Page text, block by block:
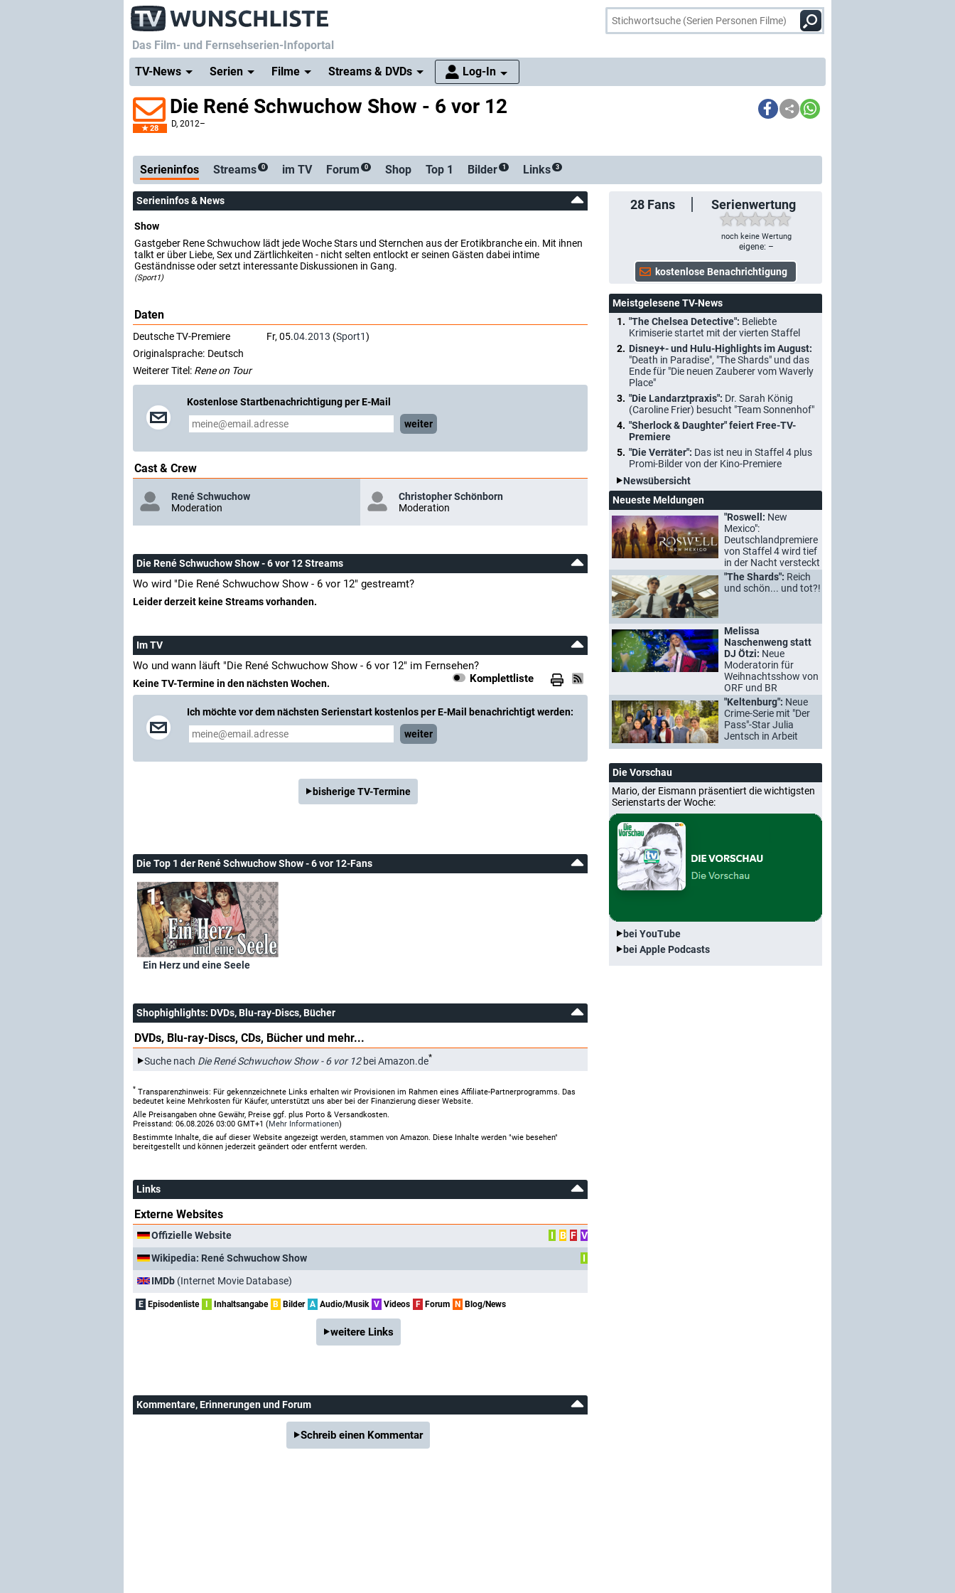
Das Film- und Fernsehserien-Infoportal
TV-News
Serien Filme Streams & DVDs Log-In
28
Die René Schwuchow Show - 6 vor 12
D, 2012–
Serienticker
Serieninfos Streams 0 im TV Forum 0 Shop Top 1 Bilder 1 Links 3
28 Fans Serienwertung
noch keine Wertung
eigene: –
Serieninfos & News
Show
Gastgeber Rene Schwuchow lädt jede Woche Stars und Sternchen aus der Erotikbranche ein. Mit ihnen
talkt er über Liebe, Sex und Zärtlichkeiten - nicht selten entlockt er seinen Gästen dabei intime
Geständnisse oder setzt interessante Diskussionen in Gang.
(Sport1)
Daten
Deutsche TV-Premiere Fr, 05.04.2013 (Sport1)
Originalsprache: Deutsch
Weiterer Titel: Rene on Tour
Kostenlose Startbenachrichtigung per E-Mail
weiter
Cast & Crew
René Schwuchow
Moderation
Christopher Schönborn
Moderation
Die René Schwuchow Show - 6 vor 12 Streams
Wo wird "Die René Schwuchow Show - 6 vor 12" gestreamt?
Leider derzeit keine Streams vorhanden.
Im TV
Wo und wann läuft "Die René Schwuchow Show - 6 vor 12" im Fernsehen?
Komplettliste
Keine TV-Termine in den nächsten Wochen.
Ich möchte vor dem nächsten Serienstart kostenlos per E-Mail benachrichtigt werden:
weiter
bisherige TV-Termine
Die Top 1 der René Schwuchow Show - 6 vor 12-Fans
Ein Herz und eine Seele
Shophighlights: DVDs, Blu-ray-Discs, Bücher
DVDs, Blu-ray-Discs, CDs, Bücher und mehr...
Suche nach Die René Schwuchow Show - 6 vor 12bei Amazon.de*
* Transparenzhinweis: Für gekennzeichnete Links erhalten wir Provisionen im Rahmen eines Affiliate-Partnerprogramms. Das
bedeutet keine Mehrkosten für Käufer, unterstützt uns aber bei der Finanzierung dieser Website.
Alle Preisangaben ohne Gewähr, Preise ggf. plus Porto & Versandkosten.
Preisstand: 06.08.2026 03:00 GMT+1 (Mehr Informationen)
Bestimmte Inhalte, die auf dieser Website angezeigt werden, stammen von Amazon. Diese Inhalte werden "wie besehen"
bereitgestellt und können jederzeit geändert oder entfernt werden.
Links
Externe Websites
Offizielle Website I B F V
Wikipedia: René Schwuchow Show
I
IMDb (Internet Movie Database)
E Episodenliste I Inhaltsangabe B Bilder A Audio/Musik V Videos F Forum N Blog/News
weitere Links
Kommentare, Erinnerungen und Forum
Schreib einen Kommentar
Meistgelesene TV-News
"The Chelsea Detective": Beliebte
Krimiserie startet mit der vierten Staffel
Disney+- und Hulu-Highlights im August:
"Death in Paradise", "The Shards" und das
Ende für "Die neuen Zauberer vom Waverly
Place"
"Die Landarztpraxis": Dr. Sarah König
(Caroline Frier) besucht "Team Sonnenhof"
"Sherlock & Daughter" feiert Free-TV-
Premiere
"Die Verräter": Das ist neu in Staffel 4 plus
Promi-Bilder von der Kino-Premiere
Newsübersicht
Neueste Meldungen
"Roswell: New
Mexico":
Deutschlandpremiere
von Staffel 4 wird tief
in der Nacht versteckt
"The Shards": Reich
und schön... und tot?!
Melissa
Naschenweng statt
DJ Ötzi: Neue
Moderatorin für
Weihnachtsshow von
ORF und BR
"Keltenburg": Neue
Crime-Serie mit "Der
Pass"-Star Julia
Jentsch in Arbeit
Die Vorschau
Mario, der Eismann präsentiert die wichtigsten
Serienstarts der Woche:
bei YouTube
bei Apple Podcasts